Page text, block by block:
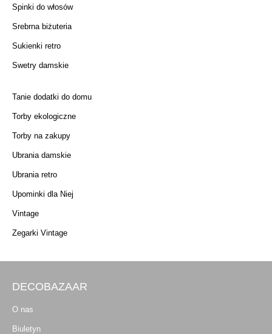
Spinki do włosów
Srebrna biżuteria
Sukienki retro
Swetry damskie
Tanie dodatki do domu
Torby ekologiczne
Torby na zakupy
Ubrania damskie
Ubrania retro
Upominki dla Niej
Vintage
Zegarki Vintage
DECOBAZAAR
O nas
Biuletyn